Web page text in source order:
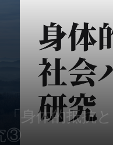
「身体的抵抗
③